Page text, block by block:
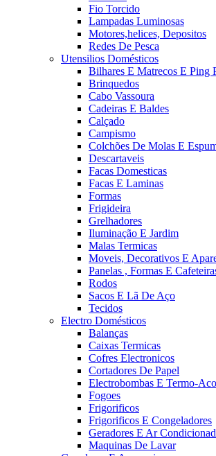
Fio Torcido
Lampadas Luminosas
Motores,helices, Depositos
Redes De Pesca
Utensilios Domésticos
Bilhares E Matrecos E Ping
Brinquedos
Cabo Vassoura
Cadeiras E Baldes
Calçado
Campismo
Colchões De Molas E
Descartaveis
Facas Domesticas
Facas E Laminas
Formas
Frigideira
Grelhadores
Iluminação E Jardim
Malas Termicas
Moveis, Decorativos E
Panelas , Formas E
Rodos
Sacos E Lã De Aço
Tecidos
Electro Domésticos
Balanças
Caixas Termicas
Cofres Electronicos
Cortadores De Papel
Electrobombas E Termo-
Fogoes
Frigorificos
Frigorificos E Congeladores
Geradores E Ar
Maquinas De Lavar